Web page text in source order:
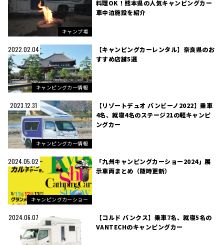
キャンプ場
料理OK！熊本県の人気キャンピングカー
車中泊施設を紹介
2022.02.04
キャンピングカー情報
【キャンピングカーレンタル】奈良県のお
すすめ店舗5選
2023.12.31
キャンピングカー情報
【リゾートデュオ バンビーノ2022】乗車
4名、就寝4名のステージ21の軽キャンピ
ングカー
2024.05.02
キャンピングカーショー
「九州キャンピングカーショー2024」展
示車両まとめ（随時更新）
2024.06.07
【コルド バンクス】乗車7名、就寝5名の
VANTECHのキャンピングカー